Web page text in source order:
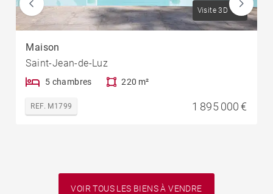
Visite 3D
Maison
Saint-Jean-de-Luz
5 chambres 220 m²
REF. M1799 1 895 000 €
VOIR TOUS LES BIENS À VENDRE